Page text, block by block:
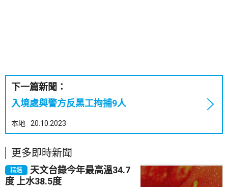
下一篇新聞：
入境處與警方反黑工拘捕9人
本地 20.10.2023
更多即時新聞
精選
天文台錄今年最高溫34.7
度 上水38.5度